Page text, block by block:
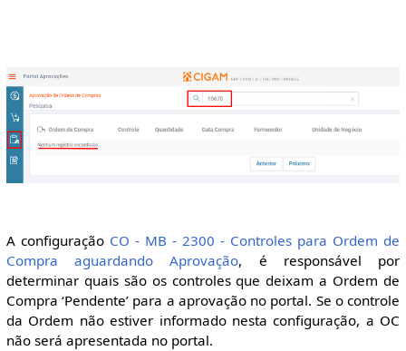
A configuração CO - MB - 2300 - Controles para Ordem de
Compra aguardando Aprovação, é responsável por
determinar quais são os controles que deixam a Ordem de
Compra ‘Pendente’ para a aprovação no portal. Se o controle
da Ordem não estiver informado nesta configuração, a OC
não será apresentada no portal.